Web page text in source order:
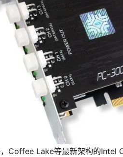
Coffee Lake等最新架构的Intel